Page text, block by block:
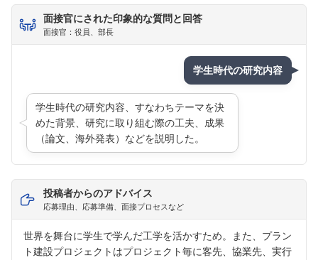
面接官にされた印象的な質問と回答
面接官：役員、部長
学生時代の研究内容
学生時代の研究内容、すなわちテーマを決
めた背景、研究に取り組む際の工夫、成果
（論文、海外発表）などを説明した。
投稿者からのアドバイス
応募理由、応募準備、面接プロセスなど
世界を舞台に学生で学んだ工学を活かすため。また、プラン
ト建設プロジェクトはプロジェクト毎に客先、協業先、実行